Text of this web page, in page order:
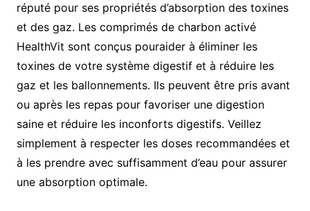
réputé pour ses propriétés d’absorption des toxines
et des gaz. Les comprimés de charbon activé
HealthVit sont conçus pouraider à éliminer les
toxines de votre système digestif et à réduire les
gaz et les ballonnements. Ils peuvent être pris avant
ou après les repas pour favoriser une digestion
saine et réduire les inconforts digestifs. Veillez
simplement à respecter les doses recommandées et
à les prendre avec suffisamment d’eau pour assurer
une absorption optimale.